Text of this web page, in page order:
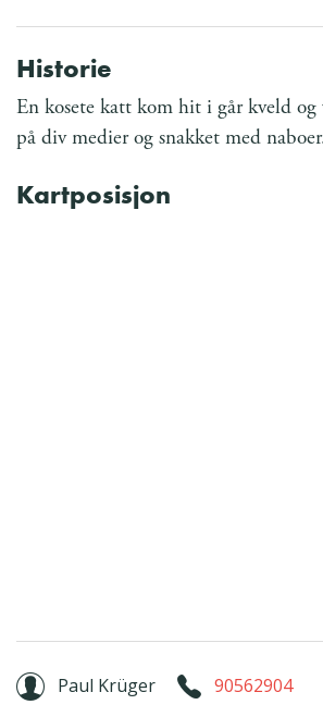
Historie
En kosete katt kom hit i går kveld
på div medier og snakket med
Kartposisjon
Paul Krüger 90562904